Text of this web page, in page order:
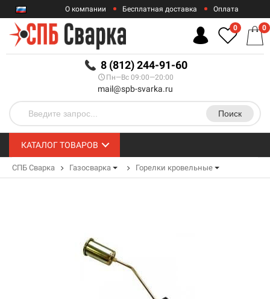
RUB
О компании Бесплатная доставка Оплата
Гарантии
8 (812) 244-91-60
Пн—Вс 09:00—20:00
mail@spb-svarka.ru
Поиск
0 0
КАТАЛОГ ТОВАРОВ
СПБ Сварка Газосварка Горелки кровельные